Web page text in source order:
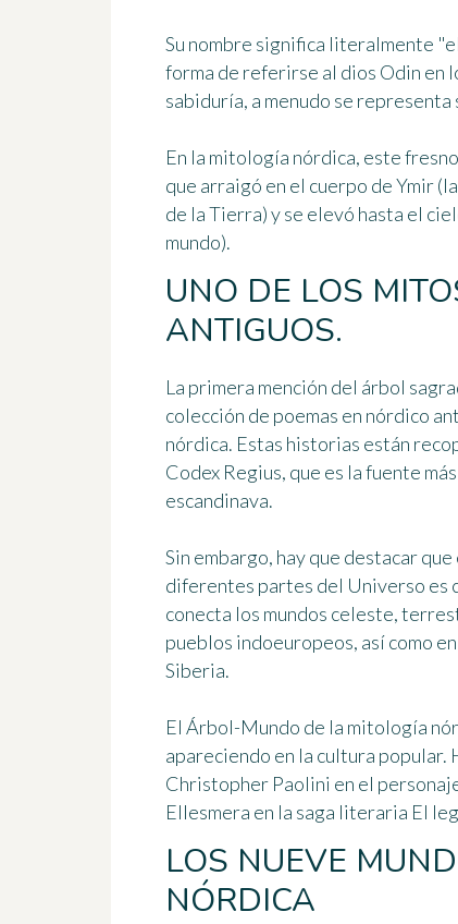
Su nombre significa literalmente
forma de referirse al dios Odin en
sabiduría, a menudo se
En la mitología nórdica, este
que arraigó en el cuerpo de Ymir
de la Tierra) y se elevó hasta el
mundo).
UNO DE LOS
ANTIGUOS.
La primera mención del árbol
colección de poemas en nórdico
nórdica. Estas historias están
Codex Regius, que es la fuente
escandinava.
Sin embargo, hay que destacar
diferentes partes del Universo es
conecta los mundos celeste,
pueblos indoeuropeos, así como
Siberia.
El Árbol-Mundo de la mitología
apareciendo en la cultura
Christopher Paolini en el
Ellesmera en la saga literaria El
LOS NUEVE
NÓRDICA